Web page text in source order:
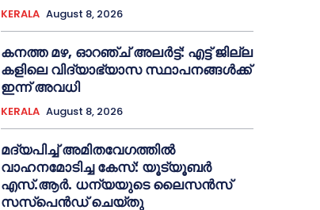
KERALA August 8, 2026
ക​ന​ത്ത മ​ഴ, ഓറഞ്ച് അലർട്ട്: എ​ട്ട് ജി​ല്ല​
ക​ളി​ലെ വി​ദ്യാ​ഭ്യാ​സ സ്ഥാ​പ​ന​ങ്ങ​ൾ​ക്ക്
ഇ​ന്ന് അ​വ​ധി
KERALA August 8, 2026
മദ്യപിച്ച് അമിതവേഗത്തിൽ
വാഹനമോടിച്ച കേസ്: യൂട്യൂബർ
എസ്.ആർ. ധന്യയുടെ ലൈസൻസ്
സസ്‌പെൻഡ് ചെയ്തു